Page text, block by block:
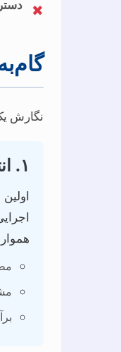
✖
نگارش
۱. انتخاب و تصویب موضوع پژوهش